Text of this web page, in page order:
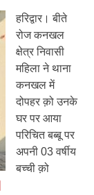
हरिद्वार। बीते
रोज कनखल
क्षेत्र निवासी
महिला ने थाना
कनखल में
दोपहर क़ो उनके
घर पर आया
परिचित बब्बू पर
अपनी 03 वर्षीय
बच्ची क़ो